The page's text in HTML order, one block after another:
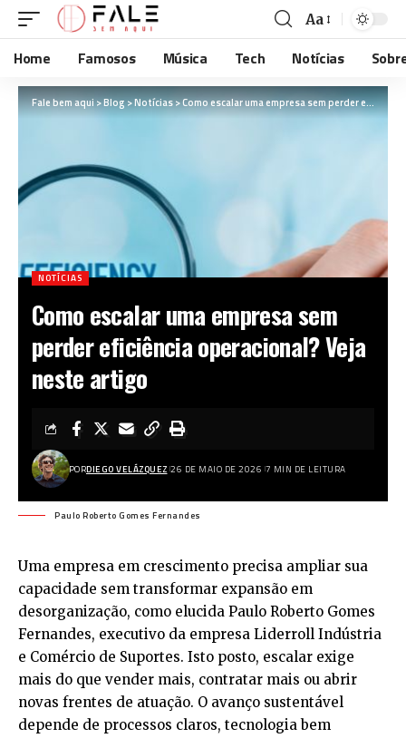
Aa
Home Famosos Música Tech Notícias
Fale bem aqui>Blog>Notícias>Como escalar uma empresa sem perder eficiência operacional? Veja neste artigo
NOTÍCIAS
Como escalar uma empresa sem
perder eficiência operacional? Veja
neste artigo
PORDIEGO VELÁZQUEZ 26 DE MAIO DE 2026 7 MIN DE LEITURA
Paulo Roberto Gomes Fernandes
Uma empresa em crescimento precisa ampliar sua
capacidade sem transformar expansão em
desorganização, como elucida Paulo Roberto Gomes
Fernandes, executivo da empresa Liderroll Indústria
e Comércio de Suportes. Isto posto, escalar exige
mais do que vender mais, contratar mais ou abrir
novas frentes de atuação. O avanço sustentável
depende de processos claros, tecnologia bem